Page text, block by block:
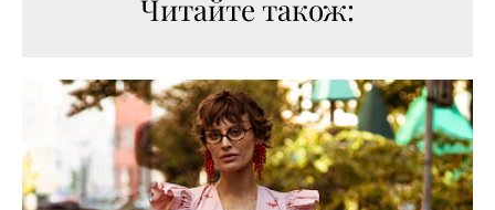
Читайте також: